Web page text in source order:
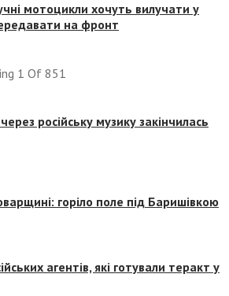
мотоцикли хочуть вилучати у
на фронт
1 Of 851
російську музику закінчилась
горіло поле під Баришівкою
агентів, які готували теракт у